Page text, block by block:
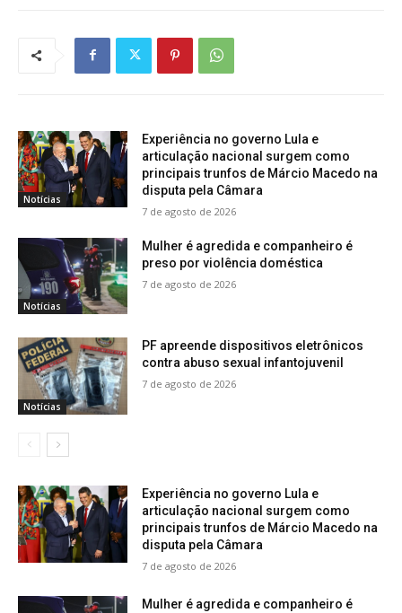
Notícias
Experiência no governo Lula e
articulação nacional surgem como
principais trunfos de Márcio Macedo na
disputa pela Câmara
7 de agosto de 2026
Notícias
Mulher é agredida e companheiro é
preso por violência doméstica
7 de agosto de 2026
Notícias
PF apreende dispositivos eletrônicos
contra abuso sexual infantojuvenil
7 de agosto de 2026
Experiência no governo Lula e
articulação nacional surgem como
principais trunfos de Márcio Macedo na
disputa pela Câmara
7 de agosto de 2026
Mulher é agredida e companheiro é